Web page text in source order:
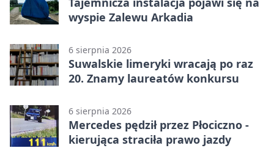
wyspie Zalewu Arkadia
6 sierpnia 2026
Suwalskie limeryki wracają po raz
20. Znamy laureatów konkursu
6 sierpnia 2026
Mercedes pędził przez Płociczno -
kierująca straciła prawo jazdy